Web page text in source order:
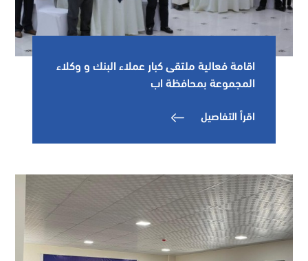
اقامة فعالية ملتقى كبار عملاء البنك و وكلاء
المجموعة بمحافظة اب
اقرأ التفاصيل